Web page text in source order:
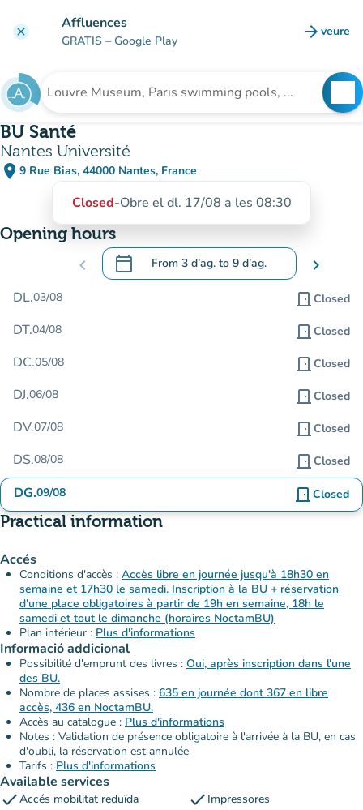
clear Affluences
GRATIS – Google Play arrow_forward veure
(new
Search for an institution
BU Santé
Nantes Université
place 9 Rue Bias, 44000 Nantes, France
(open in Google Maps)
(new tab)
Closed-Obre el dl. 17/08 a les 08:30
Opening hours
chevron_left calendar_today From 3 d’ag. to 9 d’ag.
.Open the calendar to change dates
chevron_right
DL.03/08 door_front Closed
DT.04/08 door_front Closed
DC.05/08 door_front Closed
DJ.06/08 door_front Closed
DV.07/08 door_front Closed
DS.08/08 door_front Closed
DG.09/08 door_front Closed
Practical information
Accés
Conditions d'accès : Accès libre en journée jusqu'à 18h30 en
semaine et 17h30 le samedi. Inscription à la BU + réservation
d'une place obligatoires à partir de 19h en semaine, 18h le
samedi et tout le dimanche (horaires NoctamBU)
Plan intérieur : Plus d'informations
Informació addicional
Possibilité d'emprunt des livres : Oui, après inscription dans l'une
des BU.
Nombre de places assises : 635 en journée dont 367 en libre
accès, 436 en NoctamBU.
Accès au catalogue : Plus d'informations
Notes : Validation de présence obligatoire à l'arrivée à la BU, en cas
d'oubli, la réservation est annulée
Tarifs : Plus d'informations
Available services
checkAccés mobilitat reduïda check Impressores